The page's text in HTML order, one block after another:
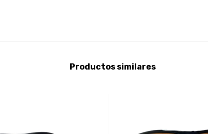
Productos similares